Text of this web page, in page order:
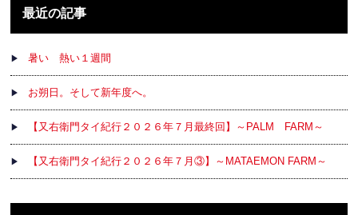
最近の記事
暑い 熱い１週間
お朔日。そして新年度へ。
【又右衛門タイ紀行２０２６年７月最終回】～PALM FARM～
【又右衛門タイ紀行２０２６年７月③】～MATAEMON FARM～